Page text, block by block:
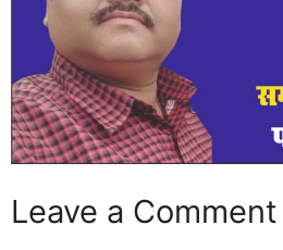
Leave a Comment